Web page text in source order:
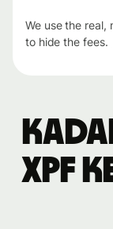
We use the real,
to hide the fees.
XPF